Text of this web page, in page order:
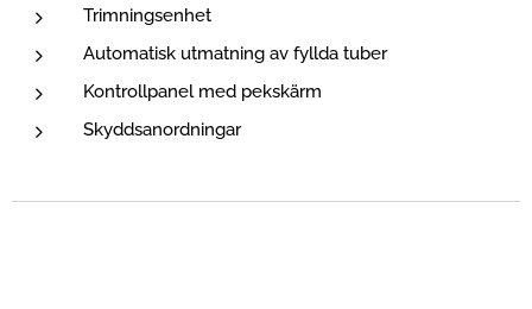
Trimningsenhet
Automatisk utmatning av fyllda tuber
Kontrollpanel med pekskärm
Skyddsanordningar